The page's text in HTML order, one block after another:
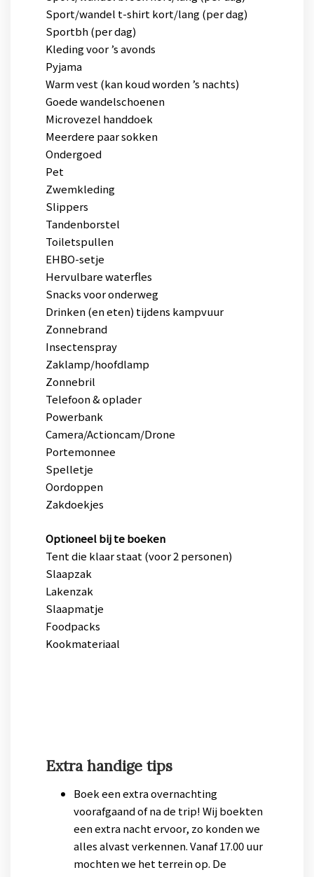
Sport/wandel t-shirt kort/lang (per dag)
Sportbh (per dag)
Kleding voor ’s avonds
Pyjama
Warm vest (kan koud worden ’s nachts)
Goede wandelschoenen
Microvezel handdoek
Meerdere paar sokken
Ondergoed
Pet
Zwemkleding
Slippers
Tandenborstel
Toiletspullen
EHBO-setje
Hervulbare waterfles
Snacks voor onderweg
Drinken (en eten) tijdens kampvuur
Zonnebrand
Insectenspray
Zaklamp/hoofdlamp
Zonnebril
Telefoon & oplader
Powerbank
Camera/Actioncam/Drone
Portemonnee
Spelletje
Oordoppen
Zakdoekjes
Optioneel bij te boeken
Tent die klaar staat (voor 2 personen)
Slaapzak
Lakenzak
Slaapmatje
Foodpacks
Kookmateriaal
Extra handige tips
Boek een extra overnachting
voorafgaand of na de trip! Wij boekten
een extra nacht ervoor, zo konden we
alles alvast verkennen. Vanaf 17.00 uur
mochten we het terrein op. De